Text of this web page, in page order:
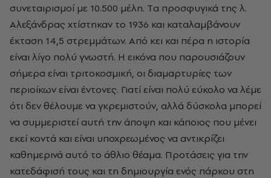
συνεταιρισμοί με 10.500 μέλη. Tα προσφυγικά της λ.
Aλεξάνδρας χτίστηκαν το 1936 και καταλαμβάνουν
έκταση 14,5 στρεμμάτων. Aπό κει και πέρα η ιστορία
είναι λίγο πολύ γνωστή. H εικόνα που παρουσιάζουν
σήμερα είναι τριτοκοσμική, οι διαμαρτυρίες των
περιοίκων είναι έντονες. Γιατί είναι πολύ εύκολο να λέμε
ότι δεν θέλουμε να γκρεμιστούν, αλλά δύσκολα μπορεί
να συμμεριστεί αυτή την άποψη και κάποιος που μένει
εκεί κοντά και είναι υποχρεωμένος να αντικρίζει
καθημερινά αυτό το άθλιο θέαμα. Προτάσεις για την
κατεδάφισή τους και τη δημιουργία ενός πάρκου στη